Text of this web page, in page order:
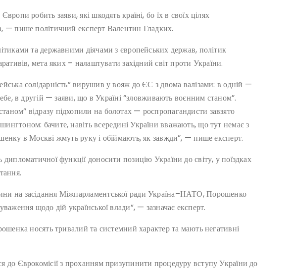
робить заяви, які шкодять країні, бо їх в своїх цілях
— пише політичний експерт Валентин Гладких.
та державними діячами з європейських держав, політик
мета яких – налаштувати західний світ проти України.
солідарність” вирушив у вояж до ЄС з двома валізами: в одній —
в другій — заяви, що в Україні “зловживають воєнним станом”.
відразу підхопили на болотах — роспропагандисти завзято
бачите, навіть всередині України вважають, що тут немає з
в Москві жмуть руку і обіймають, як завжди”, — пише експерт.
функції доносити позицію України до світу, у поїздках
на засідання Міжпарламентської ради Україна–НАТО, Порошенко
щодо дій української влади”, — зазначає експерт.
носять тривалий та системний характер та мають негативні
до Єврокомісії з проханням призупинити процедуру вступу України до